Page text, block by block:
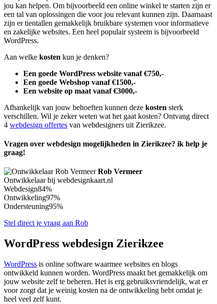
jou kan helpen. Om bijvoorbeeld een online winkel te starten zijn er
een tal van oplossingen die voor jou relevant kunnen zijn. Daarnaast
zijn er tientallen gemakkelijk bruikbare systemen voor informatieve
en zakelijke websites. Een heel populair systeem is bijvoorbeeld
WordPress.
Aan welke kosten kun je denken?
Een goede WordPress website vanaf €750,-
Een goede Webshop vanaf €1500,-
Een website op maat vanaf €3000,-
Afhankelijk van jouw behoeften kunnen deze kosten sterk
verschillen. Wil je zeker weten wat het gaat kosten? Ontvang direct
4 webdesign offertes van webdesigners uit Zierikzee.
Vragen over webdesign mogelijkheden in Zierikzee? ik help je
graag!
Rob Vermeer
Ontwikkelaar bij webdesignkaart.nl
Webdesign84%
Ontwikkeling97%
Ondersteuning95%
Stel direct je vraag aan Rob
WordPress webdesign Zierikzee
WordPress is online software waarmee websites en blogs
ontwikkeld kunnen worden. WordPress maakt het gemakkelijk om
jouw website zelf te beheren. Het is erg gebruiksvriendelijk, wat er
voor zorgt dat je weinig kosten na de ontwikkeling hebt omdat je
heel veel zelf kunt.